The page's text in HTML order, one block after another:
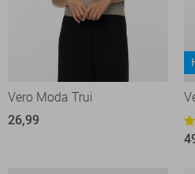
Vero Moda Trui
26,99